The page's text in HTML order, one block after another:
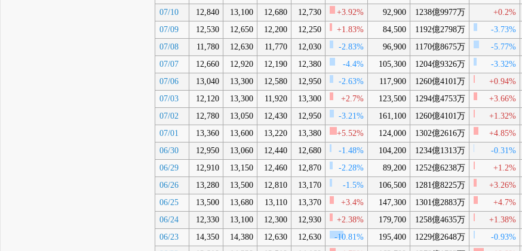
07/10
12,840 13,100 12,680 12,730 +3.92% 92,900 1238億9977万 +0.2%
07/09
12,530 12,650 12,200 12,250 +1.83% 84,500 1192億2798万 -3.73%
07/08
11,780 12,630 11,770 12,030 -2.83% 96,900 1170億8675万 -5.77%
07/07
12,660 12,920 12,190 12,380 -4.4% 105,300 1204億9326万 -3.32%
07/06
13,040 13,300 12,580 12,950 -2.63% 117,900 1260億4101万 +0.94%
07/03
12,120 13,300 11,920 13,300 +2.7% 123,500 1294億4753万 +3.66%
07/02
12,780 13,050 12,430 12,950 -3.21% 161,100 1260億4101万 +1.32%
07/01
13,360 13,600 13,220 13,380 +5.52% 124,000 1302億2616万 +4.85%
06/30
12,950 13,060 12,440 12,680 -1.48% 104,200 1234億1313万 -0.31%
06/29
12,910 13,150 12,460 12,870 -2.28% 89,200 1252億6238万 +1.2%
06/26
13,280 13,500 12,810 13,170 -1.5% 106,500 1281億8225万 +3.26%
06/25
13,500 13,680 13,110 13,370 +3.4% 147,300 1301億2883万 +4.7%
06/24
12,330 13,100 12,300 12,930 +2.38% 179,700 1258億4635万 +1.38%
06/23
14,350 14,380 12,630 12,630 -10.81% 195,400 1229億2648万 -0.93%